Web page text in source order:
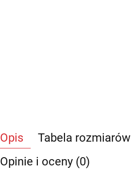
Opis Tabela rozmiarów
Opinie i oceny (0)